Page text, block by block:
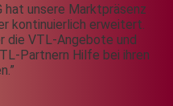
hat unsere Marktpräsenz
kontinuierlich erweitert.
die VTL-Angebote und
Partnern Hilfe bei ihren